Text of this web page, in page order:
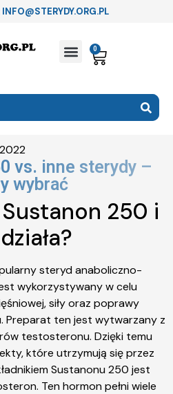
0
vs. inne sterydy –
wybrać
250 i
steryd anaboliczno-
wykorzystywany w celu
siły oraz poprawy
Preparat ten jest wytwarzany z
testosteronu. Dzięki temu
które utrzymują się przez
Sustanonu 250 jest
Ten hormon pełni wiele